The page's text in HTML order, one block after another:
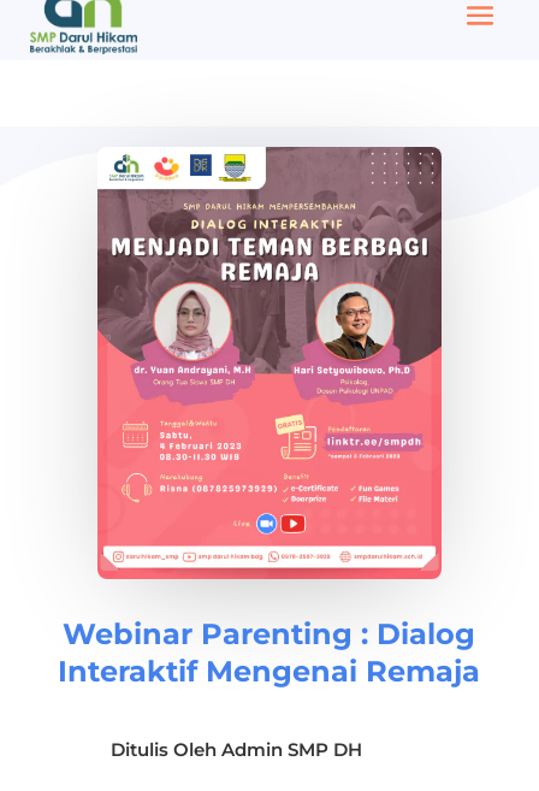
Webinar Parenting : Dialog
Interaktif Mengenai Remaja
Ditulis Oleh Admin SMP DH